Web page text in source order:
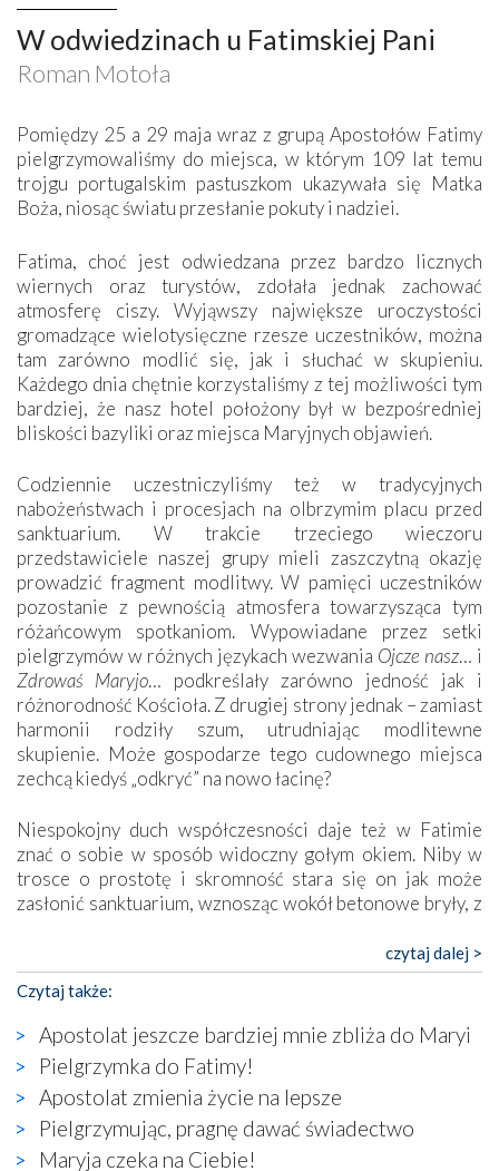
W odwiedzinach u Fatimskiej Pani
Roman Motoła
Pomiędzy 25 a 29 maja wraz z grupą Apostołów Fatimy
pielgrzymowaliśmy do miejsca, w którym 109 lat temu
trojgu portugalskim pastuszkom ukazywała się Matka
Boża, niosąc światu przesłanie pokuty i nadziei.
Fatima, choć jest odwiedzana przez bardzo licznych
wiernych oraz turystów, zdołała jednak zachować
atmosferę ciszy. Wyjąwszy największe uroczystości
gromadzące wielotysięczne rzesze uczestników, można
tam zarówno modlić się, jak i słuchać w skupieniu.
Każdego dnia chętnie korzystaliśmy z tej możliwości tym
bardziej, że nasz hotel położony był w bezpośredniej
bliskości bazyliki oraz miejsca Maryjnych objawień.
Codziennie uczestniczyliśmy też w tradycyjnych
nabożeństwach i procesjach na olbrzymim placu przed
sanktuarium. W trakcie trzeciego wieczoru
przedstawiciele naszej grupy mieli zaszczytną okazję
prowadzić fragment modlitwy. W pamięci uczestników
pozostanie z pewnością atmosfera towarzysząca tym
różańcowym spotkaniom. Wypowiadane przez setki
pielgrzymów w różnych językach wezwania Ojcze nasz… i
Zdrowaś Maryjo… podkreślały zarówno jedność jak i
różnorodność Kościoła. Z drugiej strony jednak – zamiast
harmonii rodziły szum, utrudniając modlitewne
skupienie. Może gospodarze tego cudownego miejsca
zechcą kiedyś „odkryć” na nowo łacinę?
Niespokojny duch współczesności daje też w Fatimie
znać o sobie w sposób widoczny gołym okiem. Niby w
trosce o prostotę i skromność stara się on jak może
zasłonić sanktuarium, wznosząc wokół betonowe bryły, z
katolickiego kultu. Tylko co wspólnego z żywą,
autentyczną wiarą mogą mieć płaskie, szare bunkry albo
kaplice, w których Tabernakulum przypomina bardziej
skrzynkę na narzędzia? Albo co powiedzieć o ustawionym
tuż przy nowej bazylice wielkim krzyżu, na którym
zamiast Chrystusa umieszczono dziwaczną postać jakby
wyjętą ze starożytnych hieroglifów? W kulturowym
kontekście naszych czasów to raczej karykatura niż godny
wizerunek Zbawiciela…
czytaj dalej >
Czytaj także:
Apostolat jeszcze bardziej mnie zbliża do Maryi
Pielgrzymka do Fatimy!
Apostolat zmienia życie na lepsze
Pielgrzymując, pragnę dawać świadectwo
Maryja czeka na Ciebie!